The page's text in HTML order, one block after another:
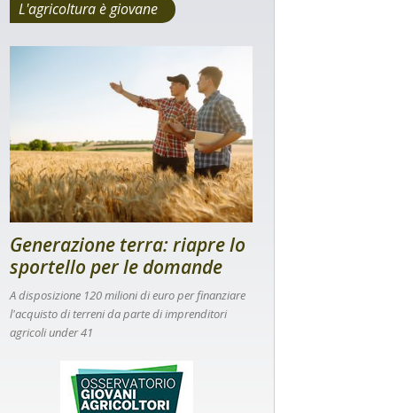
L'agricoltura è giovane
Generazione terra: riapre lo
sportello per le domande
A disposizione 120 milioni di euro per finanziare
l'acquisto di terreni da parte di imprenditori
agricoli under 41